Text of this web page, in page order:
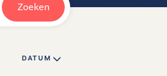
Zoeken
DATUM ↓